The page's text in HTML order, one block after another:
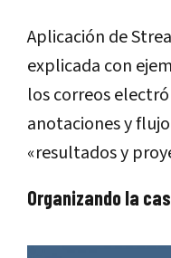
Aplicación de
explicada con
los correos
anotaciones y
«resultados y
Organizando la